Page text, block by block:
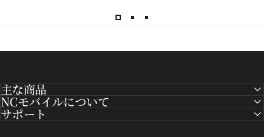
主な商品
NCモバイルについて
サポート